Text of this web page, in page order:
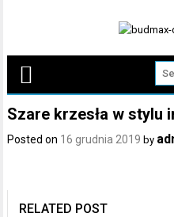
Szare krzesła w stylu
Posted on 16 grudnia 2019 by
RELATED POST